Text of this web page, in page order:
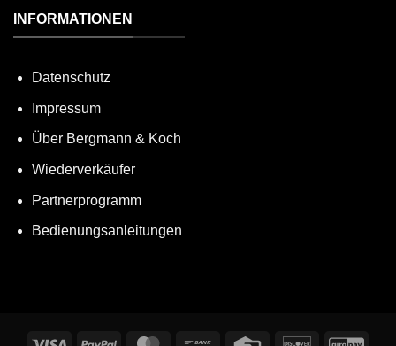
INFORMATIONEN
Datenschutz
Impressum
Über Bergmann & Koch
Wiederverkäufer
Partnerprogramm
Bedienungsanleitungen
Visa PayPal MasterCardBank
Credit
Discover